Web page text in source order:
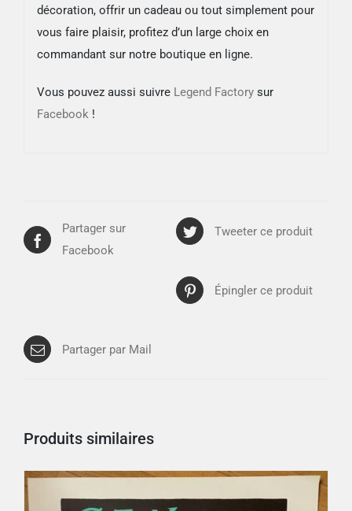
décoration, offrir un cadeau ou tout simplement pour
vous faire plaisir, profitez d’un large choix en
commandant sur notre boutique en ligne.
Vous pouvez aussi suivre Legend Factorysur
Facebook!
Partager sur
Facebook
Tweeter ce produit
Épingler ce produit
Partager par Mail
Produits similaires